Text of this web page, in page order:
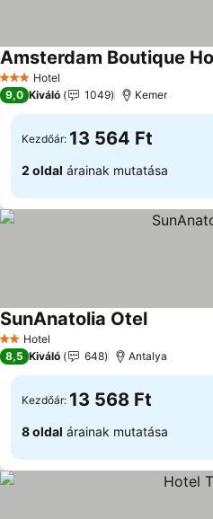
3 Kategória
Hotel
Amsterdam Boutique
9,0 Kiváló 1049 Kemer
Kezdőár: 13 564 Ft
2 oldal árainak mutatása
2 Kategória
Hotel
SunAnatolia Otel
8,5 Kiváló 648 Antalya
Kezdőár: 13 568 Ft
8 oldal árainak mutatása